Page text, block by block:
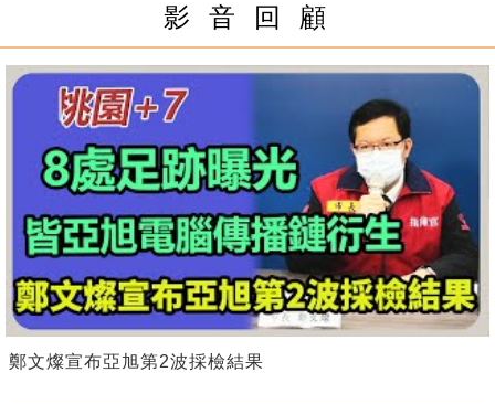
影 音 回 顧
鄭文燦宣布亞旭第2波採檢結果